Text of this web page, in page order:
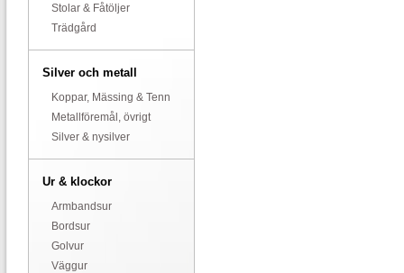
Stolar & Fåtöljer
Trädgård
Silver och metall
Koppar, Mässing & Tenn
Metallföremål, övrigt
Silver & nysilver
Ur & klockor
Armbandsur
Bordsur
Golvur
Väggur